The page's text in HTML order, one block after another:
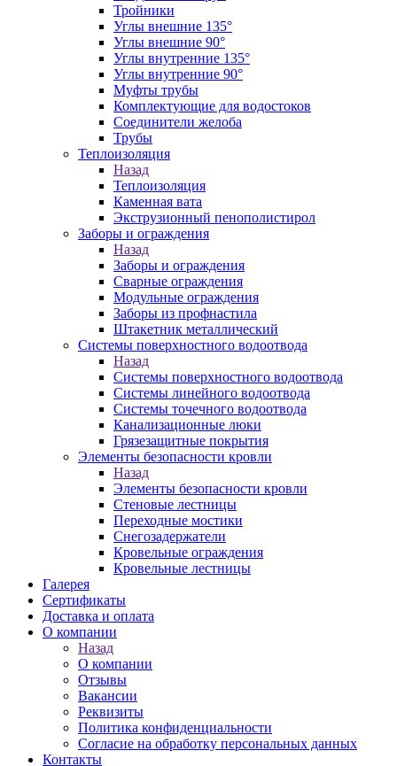
Тройники
Углы внешние 135°
Углы внешние 90°
Углы внутренние 135°
Углы внутренние 90°
Муфты трубы
Комплектующие для водостоков
Соединители желоба
Трубы
Теплоизоляция
Назад
Теплоизоляция
Каменная вата
Экструзионный пенополистирол
Заборы и ограждения
Назад
Заборы и ограждения
Сварные ограждения
Модульные ограждения
Заборы из профнастила
Штакетник металлический
Системы поверхностного водоотвода
Назад
Системы поверхностного водоотвода
Системы линейного водоотвода
Системы точечного водоотвода
Канализационные люки
Грязезащитные покрытия
Элементы безопасности кровли
Назад
Элементы безопасности кровли
Стеновые лестницы
Переходные мостики
Снегозадержатели
Кровельные ограждения
Кровельные лестницы
Галерея
Сертификаты
Доставка и оплата
О компании
Назад
О компании
Отзывы
Вакансии
Реквизиты
Политика конфиденциальности
Согласие на обработку персональных данных
Контакты